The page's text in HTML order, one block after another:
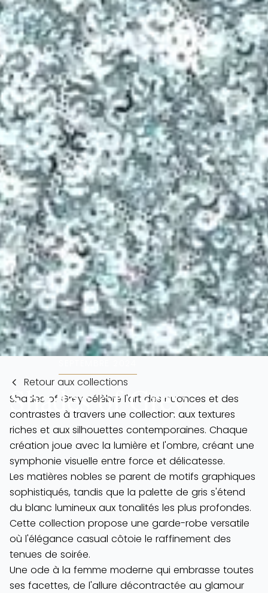
Shades of Grey
Retour aux collections
Shades of Grey célèbre l'art des nuances et des
contrastes à travers une collection aux textures
riches et aux silhouettes contemporaines. Chaque
création joue avec la lumière et l'ombre, créant une
symphonie visuelle entre force et délicatesse.
Les matières nobles se parent de motifs graphiques
sophistiqués, tandis que la palette de gris s'étend
du blanc lumineux aux tonalités les plus profondes.
Cette collection propose une garde-robe versatile
où l'élégance casual côtoie le raffinement des
tenues de soirée.
Une ode à la femme moderne qui embrasse toutes
ses facettes, de l'allure décontractée au glamour